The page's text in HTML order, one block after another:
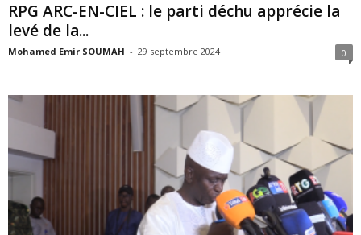
RPG ARC-EN-CIEL : le parti déchu apprécie la
levé de la...
Mohamed Emir SOUMAH - 29 septembre 2024 0